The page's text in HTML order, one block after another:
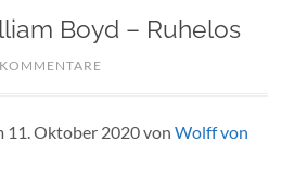
Boyd – Ruhelos
Oktober 2020 von Wolff von